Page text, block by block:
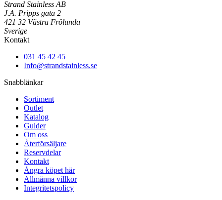
Strand Stainless AB
J.A. Pripps gata 2
421 32 Västra Frölunda
Sverige
Kontakt
031 45 42 45
Info@strandstainless.se
Snabblänkar
Sortiment
Outlet
Katalog
Guider
Om oss
Återförsäljare
Reservdelar
Kontakt
Ångra köpet här
Allmänna villkor
Integritetspolicy